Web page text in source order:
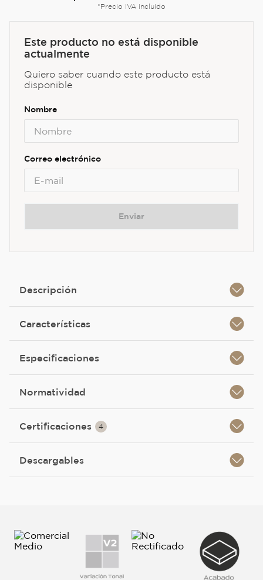
*Precio IVA incluido
Este producto no está disponible
actualmente
Quiero saber cuando este producto está
disponible
Enviar
Descripción
Características
Especificaciones
Normatividad
Certificaciones 4
Descargables